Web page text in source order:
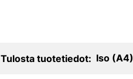
Tulosta tuotetiedot: Iso (A4)